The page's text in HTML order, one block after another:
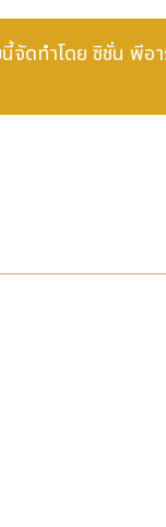
รือบนเวทีจะมุ่งไปที่
แกนหลักสำคัญ เพื่อผ
ร่วมแลกเปลี่ยนวิสัย
อกย้ำภาพลักษณ์ความ
วส์ไวร์ - ANBC ปักห
จัดทำโดย ซิชั่น พีอ